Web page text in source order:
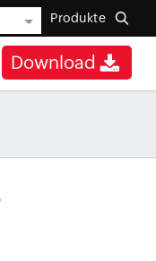
Produkte
Download